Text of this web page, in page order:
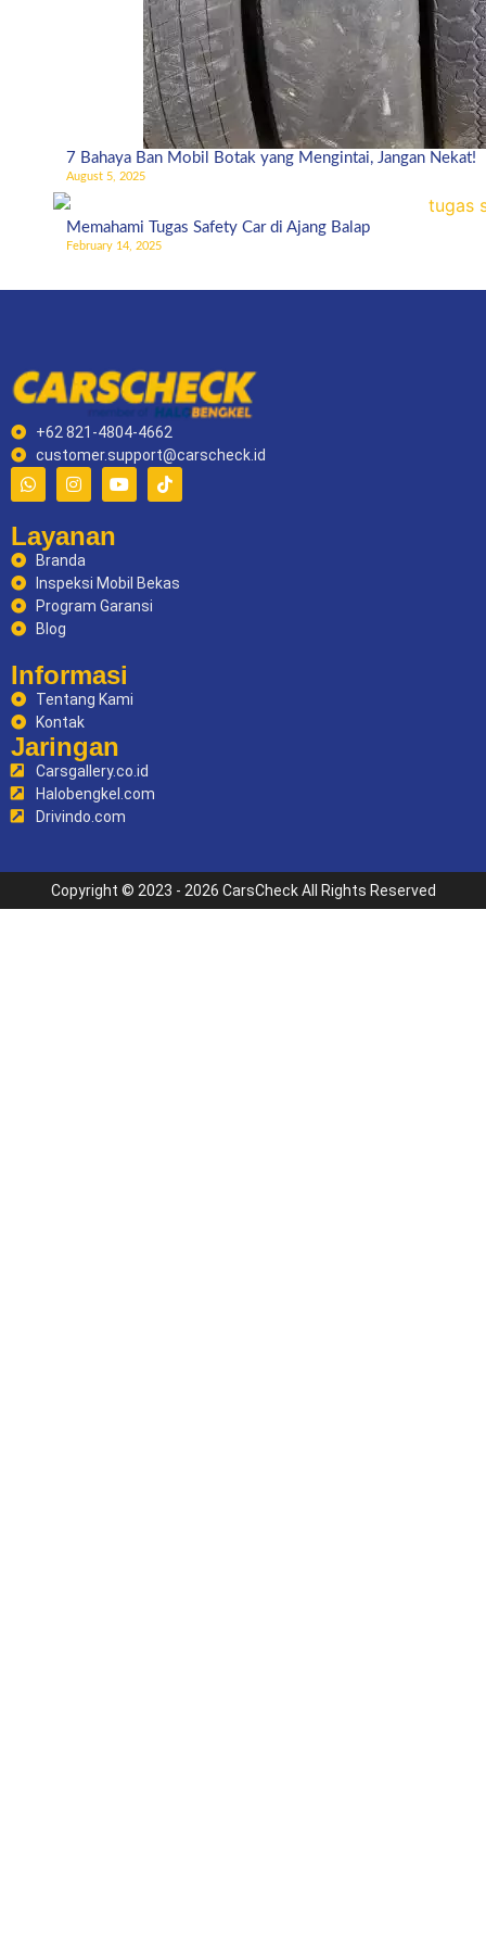
7 Bahaya Ban Mobil Botak yang Mengintai, Jangan Nekat!
August 5, 2025
Memahami Tugas Safety Car di Ajang Balap
February 14, 2025
+62 821-4804-4662
customer.support@carscheck.id
Layanan
Branda
Inspeksi Mobil Bekas
Program Garansi
Blog
Informasi
Tentang Kami
Kontak
Jaringan
Carsgallery.co.id
Halobengkel.com
Drivindo.com
Copyright © 2023 - 2026 CarsCheck All Rights Reserved